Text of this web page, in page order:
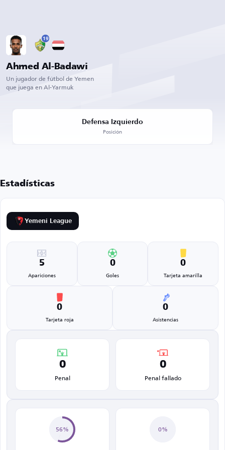
19
Ahmed Al-Badawi
Un jugador de fútbol de Yemen
que juega en Al-Yarmuk
Defensa Izquierdo
Posición
Estadísticas
Yemeni League
5
Apariciones
0
Goles
0
Tarjeta amarilla
0
Tarjeta roja
0
Asistencias
0
Penal
0
Penal fallado
56% 0%